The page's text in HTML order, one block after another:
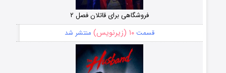
فروشگاهی برای قاتلان فصل ۲
قسمت۱۰ (زیرنویس) منتشر شد